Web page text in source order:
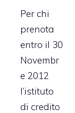
Per chi
prenota
entro il 30
Novembr
e 2012
l’istituto
di credito